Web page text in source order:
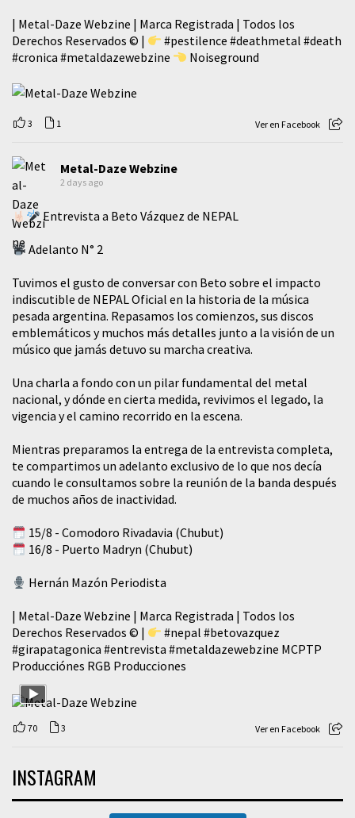
| Metal-Daze Webzine | Marca Registrada | Todos los
Derechos Reservados © |
#pestilence #deathmetal #death
#cronica #metaldazewebzine Noiseground
3 1 Ver en Facebook
Metal-Daze Webzine
2 days ago
Entrevista a Beto Vázquez de NEPAL
Adelanto N° 2
Tuvimos el gusto de conversar con Beto sobre el impacto
indiscutible de NEPAL Oficial en la historia de la música
pesada argentina. Repasamos los comienzos, sus discos
emblemáticos y muchos más detalles junto a la visión de un
músico que jamás detuvo su marcha creativa.
​Una charla a fondo con un pilar fundamental del metal
nacional, y dónde en cierta medida, revivimos el legado, la
vigencia y el camino recorrido en la escena.
Mientras preparamos la entrega de la entrevista completa,
te compartimos un adelanto exclusivo de lo que nos decía
cuando le consultamos sobre la reunión de la banda después
de muchos años de inactividad.
15/8 - Comodoro Rivadavia (Chubut)
16/8 - Puerto Madryn (Chubut)
Hernán Mazón Periodista
| Metal-Daze Webzine | Marca Registrada | Todos los
Derechos Reservados © |
#nepal #betovazquez
#girapatagonica #entrevista #metaldazewebzine MCPTP
Producciónes RGB Producciones
70 3 Ver en Facebook
INSTAGRAM